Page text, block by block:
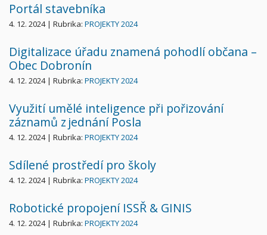
Portál stavebníka
4. 12. 2024 | Rubrika: PROJEKTY 2024
Digitalizace úřadu znamená pohodlí občana –
Obec Dobronín
4. 12. 2024 | Rubrika: PROJEKTY 2024
Využití umělé inteligence při pořizování
záznamů z jednání Posla
4. 12. 2024 | Rubrika: PROJEKTY 2024
Sdílené prostředí pro školy
4. 12. 2024 | Rubrika: PROJEKTY 2024
Robotické propojení ISSŘ & GINIS
4. 12. 2024 | Rubrika: PROJEKTY 2024